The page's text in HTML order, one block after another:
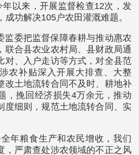
年以来，开展监督检查12次，发
成功解决105户农田灌溉难题。
监委把监督保障春耕与推动惠农
联合县农业农村局、县财政局通
对、入户走访等方式，对全县范
农补贴深入开展大排查、大整
改土地流转合同不及时、耕地补
，挽回经济损失4万余元，推动
度细则，规范土地流转合同、实
年粮食生产和农民增收，我们
，严肃查处涉农领域的不正之风